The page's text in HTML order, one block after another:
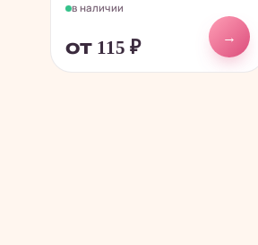
в наличии
от 115 ₽
→